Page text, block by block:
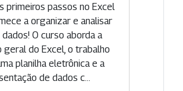
primeiros passos no Excel
a organizar e analisar
O curso aborda a
geral do Excel, o trabalho
planilha eletrônica e a
de dados c...